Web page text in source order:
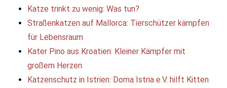
Katze trinkt zu wenig: Was tun?
Straßenkatzen auf Mallorca: Tierschützer kämpfen
für Lebensraum
Kater Pino aus Kroatien: Kleiner Kämpfer mit
großem Herzen
Katzenschutz in Istrien: Doma Istria e.V. hilft Kitten